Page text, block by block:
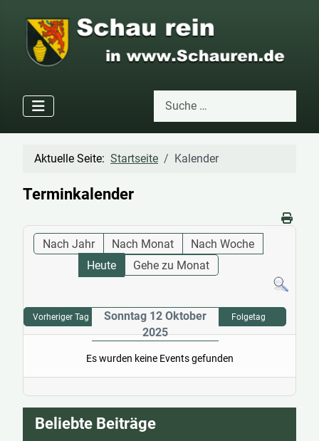
Suchen
Aktuelle Seite: Startseite Kalender
Terminkalender
Nach Jahr Nach Monat
Nach Woche
Heute
Gehe zu Monat
Vorheriger Tag
Sonntag 12 Oktober
2025
Folgetag
Es wurden keine Events gefunden
Beliebte Beiträge